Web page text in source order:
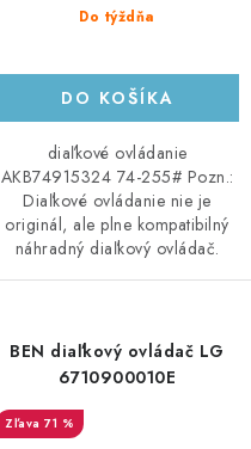
Do týždňa
DO KOŠÍKA
diaľkové ovládanie
AKB74915324 74-255# Pozn.:
Diaľkové ovládanie nie je
originál, ale plne kompatibilný
náhradný diaľkový ovládač.
BEN diaľkový ovládač LG
6710900010E
71 %